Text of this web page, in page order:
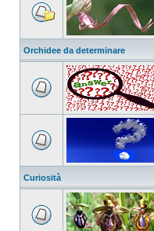
Orchidee da determinare
Curiosità